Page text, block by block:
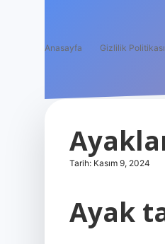
Anasayfa Gizlilik Politikası
Tarih: Kasım 9, 2024
Ayak